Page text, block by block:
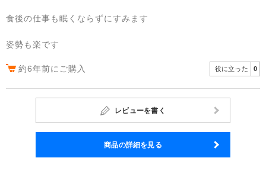
食後の仕事も眠くならずにすみます
姿勢も楽です
約6年前にご購入 役に立った 0
レビューを書く
商品の詳細を見る